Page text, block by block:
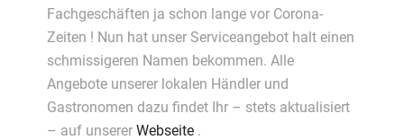
Fachgeschäften ja schon lange vor Corona-
Zeiten ! Nun hat unser Serviceangebot halt einen
schmissigeren Namen bekommen. Alle
Angebote unserer lokalen Händler und
Gastronomen dazu findet Ihr – stets aktualisiert
– auf unsererWebseite .